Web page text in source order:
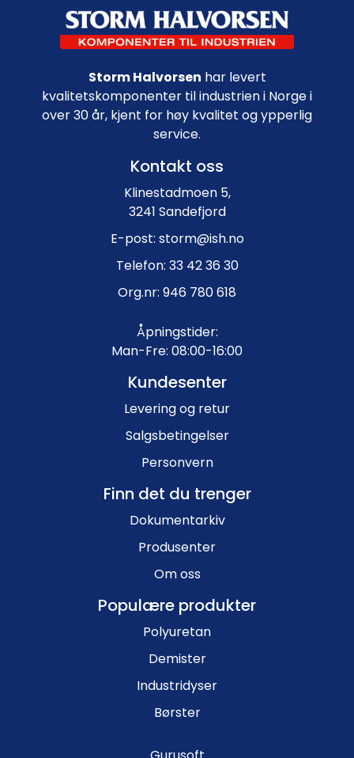
Footer navigation
Storm Halvorsen har levert
kvalitetskomponenter til industrien i Norge i
over 30 år, kjent for høy kvalitet og ypperlig
service.
Kontakt oss
Klinestadmoen 5,
3241 Sandefjord
E-post: storm@ish.no
Telefon: 33 42 36 30
Org.nr: 946 780 618
Åpningstider:
Man-Fre: 08:00-16:00
Kundesenter
Levering og retur
Salgsbetingelser
Personvern
Finn det du trenger
Dokumentarkiv
Produsenter
Om oss
Populære produkter
Polyuretan
Demister
Industridyser
Børster